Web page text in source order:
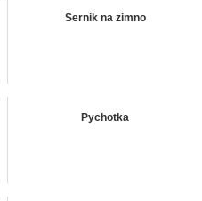
Sernik na zimno
Pychotka